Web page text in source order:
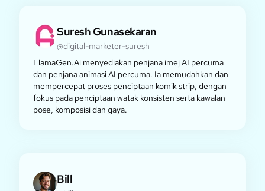
Suresh Gunasekaran
@digital-marketer-suresh
LlamaGen.Ai menyediakan penjana imej AI percuma
dan penjana animasi AI percuma. Ia memudahkan dan
mempercepat proses penciptaan komik strip, dengan
fokus pada penciptaan watak konsisten serta kawalan
pose, komposisi dan gaya.
Bill